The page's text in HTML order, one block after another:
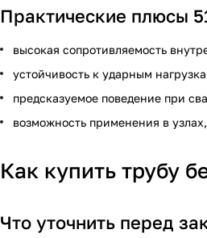
Практические плюсы
высокая сопротивляемость
устойчивость к ударным
предсказуемое поведение при
возможность применения в
Как купить трубу
Что уточнить перед